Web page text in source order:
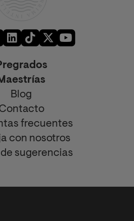
Blog
frecuentes
con nosotros
sugerencias